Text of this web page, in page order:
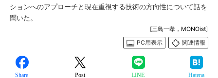
ションへのアプローチと現在重視する技術の方向性について話を
聞いた。
[三島一孝，MONOist]
PC用表示
関連情報
Share Post LINE Hatena